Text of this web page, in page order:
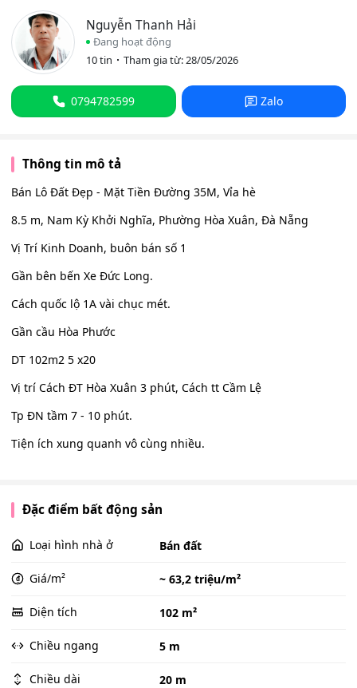
Nguyễn Thanh Hải
Đang hoạt động
10 tin
Tham gia từ: 28/05/2026
0794782599 Zalo
Thông tin mô tả
Bán Lô Đất Đẹp - Mặt Tiền Đường 35M, Vỉa hè
8.5 m, Nam Kỳ Khởi Nghĩa, Phường Hòa Xuân, Đà Nẵng
Vị Trí Kinh Doanh, buôn bán số 1
Gần bên bến Xe Đức Long.
Cách quốc lộ 1A vài chục mét.
Gần cầu Hòa Phước
DT 102m2 5 x20
Vị trí Cách ĐT Hòa Xuân 3 phút, Cách tt Cầm Lệ
Tp ĐN tầm 7 - 10 phút.
Tiện ích xung quanh vô cùng nhiều.
Đặc điểm bất động sản
Loại hình nhà ở Bán đất
Giá/m² ~ 63,2 triệu/m²
Diện tích 102 m²
Chiều ngang 5 m
Chiều dài 20 m